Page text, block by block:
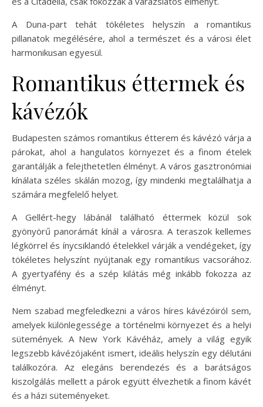
A Duna-part tehát tökéletes helyszín a romantikus
pillanatok megélésére, ahol a természet és a városi élet
harmonikusan egyesül.
Romantikus éttermek és
kávézók
Budapesten számos romantikus étterem és kávézó várja a
párokat, ahol a hangulatos környezet és a finom ételek
garantálják a felejthetetlen élményt. A város gasztronómiai
kínálata széles skálán mozog, így mindenki megtalálhatja a
számára megfelelő helyet.
A Gellért-hegy lábánál található éttermek közül sok
gyönyörű panorámát kínál a városra. A teraszok kellemes
légkörrel és ínycsiklandó ételekkel várják a vendégeket, így
tökéletes helyszínt nyújtanak egy romantikus vacsorához.
A gyertyafény és a szép kilátás még inkább fokozza az
élményt.
Nem szabad megfeledkezni a város híres kávézóiról sem,
amelyek különlegessége a történelmi környezet és a helyi
sütemények. A New York Kávéház, amely a világ egyik
legszebb kávézójaként ismert, ideális helyszín egy délutáni
találkozóra. Az elegáns berendezés és a barátságos
kiszolgálás mellett a párok együtt élvezhetik a finom kávét
és a házi süteményeket.